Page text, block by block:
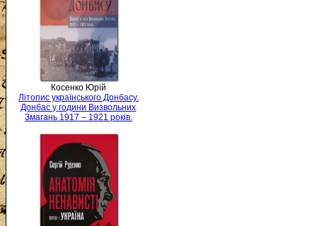
Косенко Юрій
Літопис українського Донбасу.
Донбас у години Визвольних
Змагань 1917 – 1921 років.